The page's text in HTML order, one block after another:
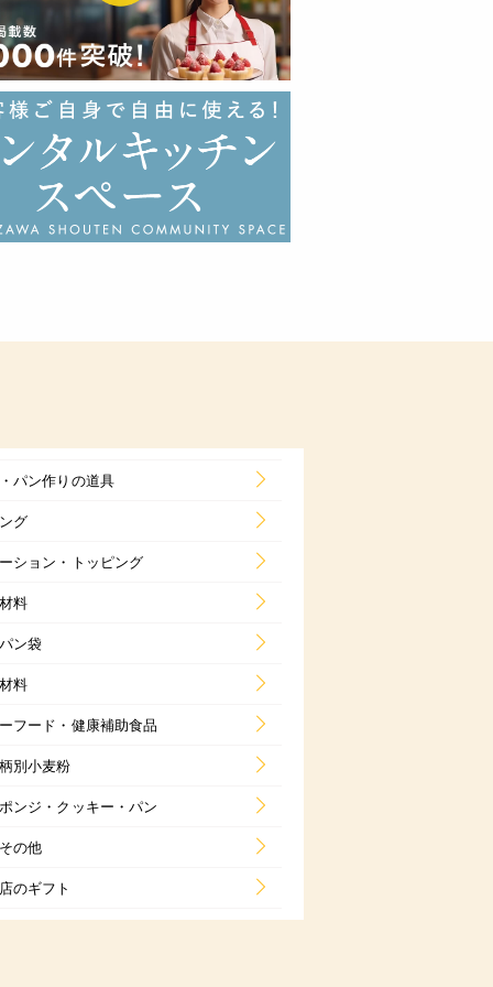
パン作りの道具
グ
ション・トッピング
料
ン袋
料
フード・健康補助食品
別小麦粉
ンジ・クッキー・パン
の他
のギフト